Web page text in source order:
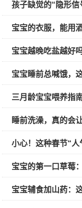
孩子缺觉的“隐形信
宝宝的衣服，能用
宝宝越晚吃盐越好吗
宝宝睡前总喊饿，
三月龄宝宝喂养指
睡前洗澡，真的会
小心！这种春节“
宝宝的第一口草莓
宝宝辅食加山药：